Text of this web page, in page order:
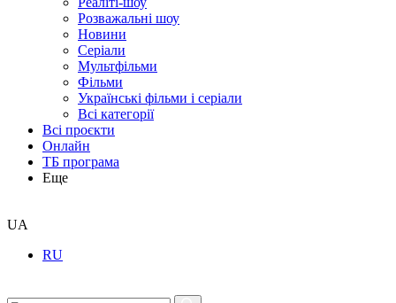
Розважальні шоу
Новини
Серіали
Мультфільми
Фільми
Українські фільми і серіали
Всі категорії
Всі проєкти
Онлайн
ТБ програма
Еще
UA
RU